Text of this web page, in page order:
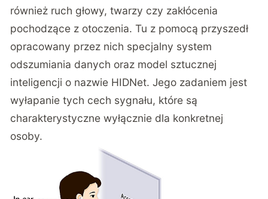
również ruch głowy, twarzy czy zakłócenia
pochodzące z otoczenia. Tu z pomocą przyszedł
opracowany przez nich specjalny system
odszumiania danych oraz model sztucznej
inteligencji o nazwie HIDNet. Jego zadaniem jest
wyłapanie tych cech sygnału, które są
charakterystyczne wyłącznie dla konkretnej
osoby.